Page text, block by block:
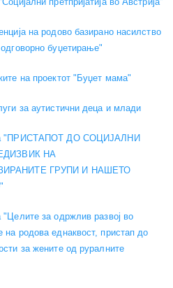
на родово базирано насилство
буџетирање"
на проектот "Буџет мама"
за аутистични деца и млади
"ПРИСТАПОТ ДО СОЦИЈАЛНИ
НА
ГРУПИ И НАШЕТО
"Целите за одржлив развој во
на родова еднаквост, пристап до
за жените од руралните